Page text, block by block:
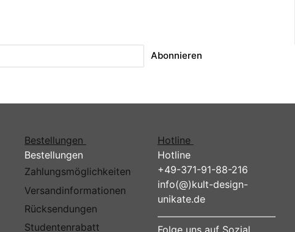
Abonnieren
Bestellungen
Bestellungen
Zahlungsmöglichkeiten
Versandinformationen
Rücksendungen
Studentenrabatt
Hotline
Hotline
+49-371-91-88-216
info(@)kult-design-
unikate.de
Folge uns auf Sozial